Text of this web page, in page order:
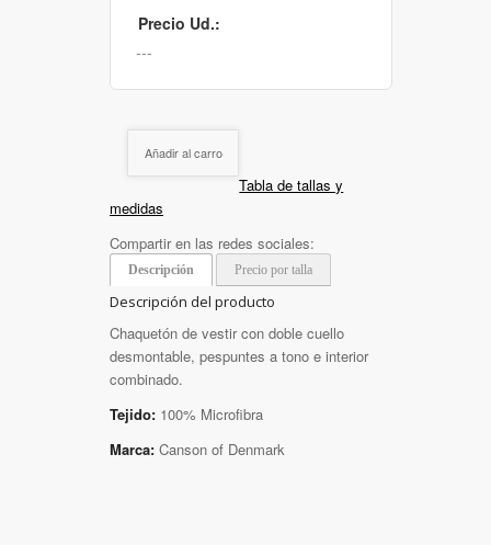
Precio Ud.:
Añadir al carro
Tabla de tallas y
medidas
Compartir en las redes sociales:
Descripción Precio por talla
Descripción del producto
Chaquetón de vestir con doble cuello
desmontable, pespuntes a tono e interior
combinado.
Tejido: 100% Microfibra
Marca: Canson of Denmark